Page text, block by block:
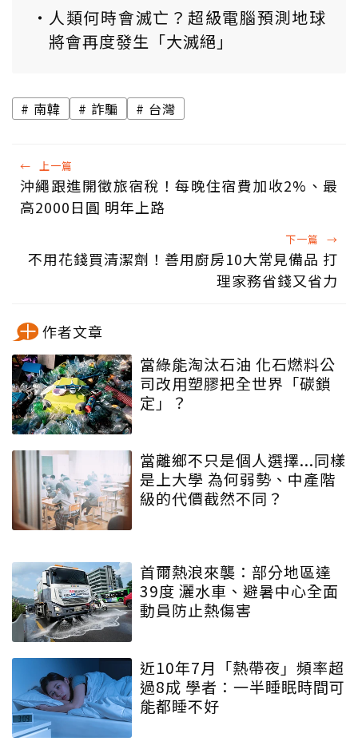
人類何時會滅亡？超級電腦預測地球
將會再度發生「大滅絕」
南韓 詐騙 台灣
← 上一篇
沖繩跟進開徵旅宿稅！每晚住宿費加收2%、最
高2000日圓 明年上路
下一篇 →
不用花錢買清潔劑！善用廚房10大常見備品 打
理家務省錢又省力
作者文章
當綠能淘汰石油 化石燃料公
司改用塑膠把全世界「碳鎖
定」？
當離鄉不只是個人選擇...同樣
是上大學 為何弱勢、中產階
級的代價截然不同？
首爾熱浪來襲：部分地區達
39度 灑水車、避暑中心全面
動員防止熱傷害
近10年7月「熱帶夜」頻率超
過8成 學者：一半睡眠時間可
能都睡不好